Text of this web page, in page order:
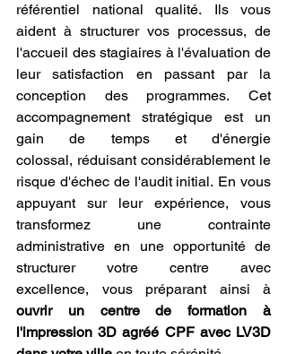
référentiel national qualité. Ils vous
aident à structurer vos processus, de
l'accueil des stagiaires à l'évaluation de
leur satisfaction en passant par la
conception des programmes. Cet
accompagnement stratégique est un
gain de temps et d'énergie
colossal, réduisant considérablement le
risque d'échec de l'audit initial. En vous
appuyant sur leur expérience, vous
transformez une contrainte
administrative en une opportunité de
structurer votre centre avec
ouvrir un centre de formation à
l'impression 3D agréé CPF avec LV3D